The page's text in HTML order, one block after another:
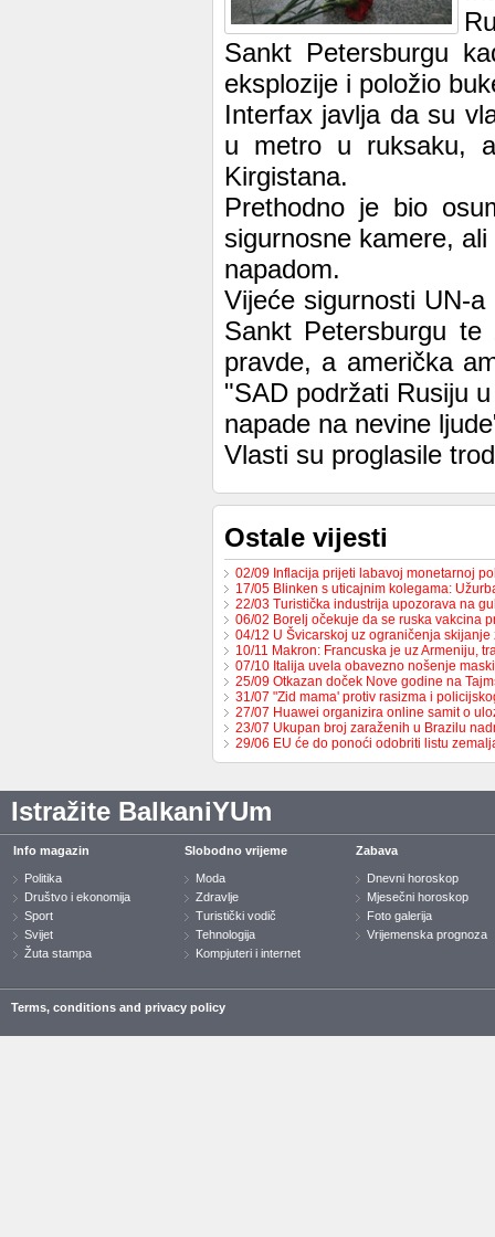
Sankt Petersburgu
eksplozije i položio
Interfax javlja da su
u metro u ruksaku,
Kirgistana.
Prethodno je bio
sigurnosne kamere,
napadom.
Vijeće sigurnosti UN-
Sankt Petersburgu
pravde, a američka
"SAD podržati Rusiju
napade na nevine
Vlasti su proglasile
Ostale vijesti
02/09 Inflacija prijeti labavoj monetarnoj
17/05 Blinken s uticajnim kolegama:
22/03 Turistička industrija upozorava na
06/02 Borelj očekuje da se ruska vakcina
04/12 U Švicarskoj uz ograničenja
10/11 Makron: Francuska je uz Armeniju,
07/10 Italija uvela obavezno nošenje
25/09 Otkazan doček Nove godine na
31/07 "Zid mama' protiv rasizma i
27/07 Huawei organizira online samit o
23/07 Ukupan broj zaraženih u Brazilu
29/06 EU će do ponoći odobriti listu
Istražite BalkaniYUm
Info magazin
Politika
Društvo i ekonomija
Sport
Svijet
Žuta stampa
Slobodno vrijeme
Moda
Zdravlje
Turistički vodič
Tehnologija
Kompjuteri i internet
Zabava
Dnevni horoskop
Mjesečni horoskop
Foto galerija
Vrijemenska prognoza
Terms, conditions and privacy policy